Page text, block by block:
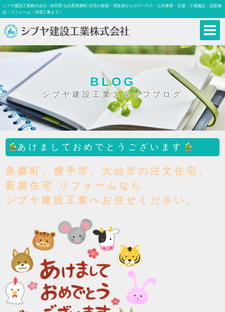
シブヤ建設工業株式会社 - 秋田県 仙北郡美郷町-住宅の新築・増改築からログハウス・公共事業・店舗・工場施設・温泉施
設・リフォーム・消雪工事まで！
BLOG
シブヤ建設工業スタッフブログ
あけましておめでとうございます
美郷町、横手市、大仙市の注文住宅、
新築住宅 リフォームなら
シブヤ建設工業へお任せください。